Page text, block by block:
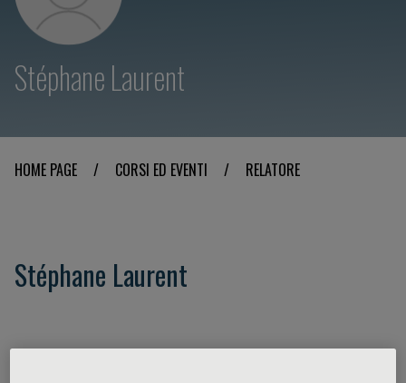
Stéphane Laurent
HOME PAGE / CORSI ED EVENTI / RELATORE
Stéphane Laurent
Partecipazioni del relatore